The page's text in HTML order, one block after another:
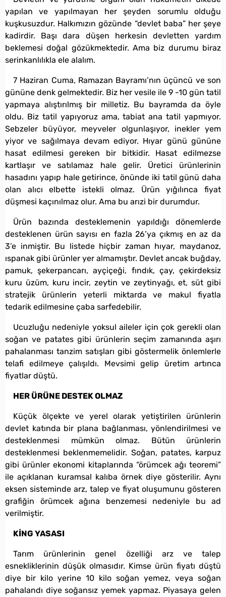
yapılan ve yapılmayan her şeyden sorumlu olduğu
kuşkusuzdur. Halkımızın gözünde “devlet baba” her şeye
kadirdir. Başı dara düşen herkesin devletten yardım
beklemesi doğal gözükmektedir. Ama biz durumu biraz
serinkanlılıkla ele alalım.
7 Haziran Cuma, Ramazan Bayramı’nın üçüncü ve son
gününe denk gelmektedir. Biz her vesile ile 9 -10 gün tatil
yapmaya alıştırılmış bir milletiz. Bu bayramda da öyle
oldu. Biz tatil yapıyoruz ama, tabiat ana tatil yapmıyor.
Sebzeler büyüyor, meyveler olgunlaşıyor, inekler yem
yiyor ve sağılmaya devam ediyor. Hıyar günü gününe
hasat edilmesi gereken bir bitkidir. Hasat edilmezse
kartlaşır ve satılamaz hale gelir. Üretici ürünlerinin
hasadını yapıp hale getirince, önünde iki tatil günü daha
olan alıcı elbette istekli olmaz. Ürün yığılınca fiyat
düşmesi kaçınılmaz olur. Ama bu arızi bir durumdur.
Ürün bazında desteklemenin yapıldığı dönemlerde
desteklenen ürün sayısı en fazla 26’ya çıkmış en az da
3’e inmiştir. Bu listede hiçbir zaman hıyar, maydanoz,
ıspanak gibi ürünler yer almamıştır. Devlet ancak buğday,
pamuk, şekerpancarı, ayçiçeği, fındık, çay, çekirdeksiz
kuru üzüm, kuru incir, zeytin ve zeytinyağı, et, süt gibi
stratejik ürünlerin yeterli miktarda ve makul fiyatla
tedarik edilmesine çaba sarfedebilir.
Ucuzluğu nedeniyle yoksul aileler için çok gerekli olan
soğan ve patates gibi ürünlerin seçim zamanında aşırı
pahalanması tanzim satışları gibi göstermelik önlemlerle
telafi edilmeye çalışıldı. Mevsimi gelip üretim artınca
fiyatlar düştü.
HER ÜRÜNE DESTEK OLMAZ
Küçük ölçekte ve yerel olarak yetiştirilen ürünlerin
devlet katında bir plana bağlanması, yönlendirilmesi ve
desteklenmesi mümkün olmaz. Bütün ürünlerin
desteklenmesi beklenmemelidir. Soğan, patates, karpuz
gibi ürünler ekonomi kitaplarında “örümcek ağı teoremi”
ile açıklanan kuramsal kalıba örnek diye gösterilir. Aynı
eksen sisteminde arz, talep ve fiyat oluşumunu gösteren
grafiğin örümcek ağına benzemesi nedeniyle bu ad
verilmiştir.
KİNG YASASI
Tarım ürünlerinin genel özelliği arz ve talep
esnekliklerinin düşük olmasıdır. Kimse ürün fiyatı düştü
diye bir kilo yerine 10 kilo soğan yemez, veya soğan
pahalandı diye soğansız yemek yapmaz. Piyasaya gelen